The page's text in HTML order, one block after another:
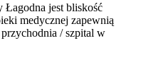
Łagodna jest bliskość
medycznej zapewnią
/ szpital w